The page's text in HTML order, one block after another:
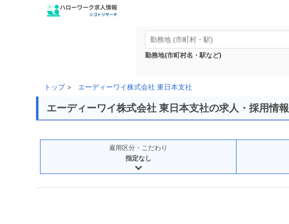
勤務地(市町村名・駅など)
トップ エーディーワイ株式会社 東日本支社
エーディーワイ株式会社 東日本支社の求人・採用情報
雇用区分・こだわり
指定なし